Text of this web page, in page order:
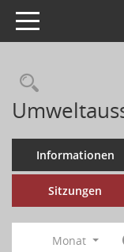
Toggle navigation
Informationen
Sitzungen
Monat